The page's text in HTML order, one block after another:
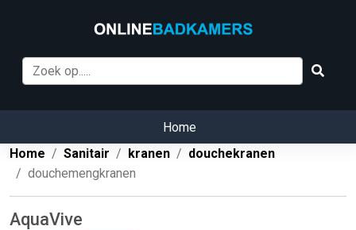
Home
Home
Sanitair kranen
douchekranen
douchemengkranen
AquaVive